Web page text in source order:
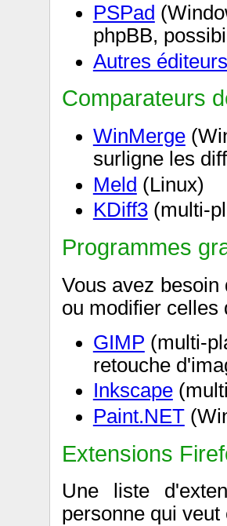
PSPad
phpBB,
Autres
Comparateurs
WinMerge
surligne les
Meld (Linux)
KDiff3(multi-
Programmes
Vous avez
ou modifier celles
GIMP (multi-
retouche
Inkscape
Paint.NET
Extensions
Une liste
personne qui